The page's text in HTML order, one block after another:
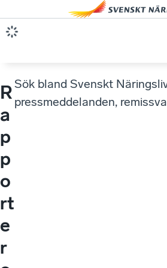
R
a
p
p
o
rt
e
r
Sök bland Svenskt
pressmeddelanden,